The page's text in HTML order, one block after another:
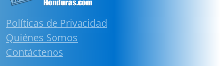
Políticas de Privacidad
Quiénes Somos
Contáctenos